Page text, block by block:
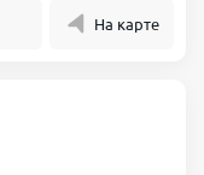
На карте